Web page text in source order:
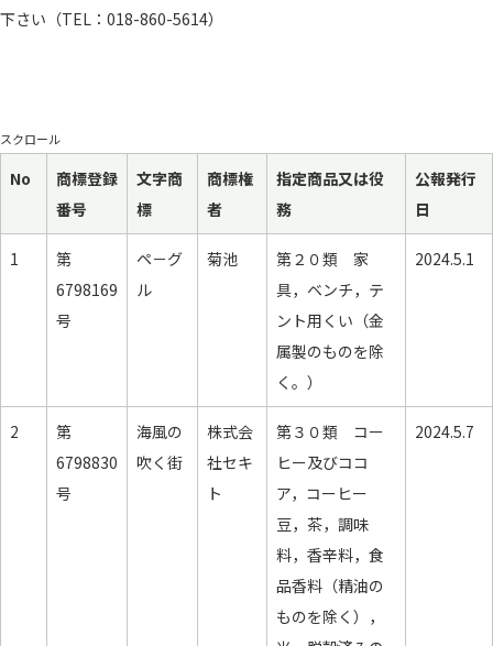
下さい（TEL：018-860-5614）
スクロール
No
商標登録
番号
文字商
標
商標権
者
指定商品又は役
務
公報発行
日
1
第
6798169
号
ペ－グ
ル
菊池
第２０類 家
具，ベンチ，テ
ント用くい（金
属製のものを除
く。）
2024.5.1
2
第
6798830
号
海風の
吹く街
株式会
社セキ
ト
第３０類 コー
ヒー及びココ
ア，コーヒー
豆，茶，調味
料，香辛料，食
品香料（精油の
ものを除く），
2024.5.7